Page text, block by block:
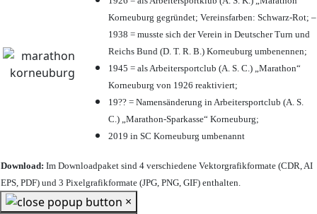
Korneuburg gegründet; Vereinsfarben: Schwarz-Rot; –
1938 = musste sich der Verein in Deutscher Turn und
Reichs Bund (D. T. R. B.) Korneuburg umbenennen;
1945 = als Arbeitersportclub (A. S. C.) „Marathon“
Korneuburg von 1926 reaktiviert;
19?? = Namensänderung in Arbeitersportclub (A. S.
C.) „Marathon-Sparkasse“ Korneuburg;
2019 in SC Korneuburg umbenannt
Download: Im Downloadpaket sind 4 verschiedene Vektorgrafikformate (CDR, AI
EPS, PDF) und 3 Pixelgrafikformate (JPG, PNG, GIF) enthalten.
×